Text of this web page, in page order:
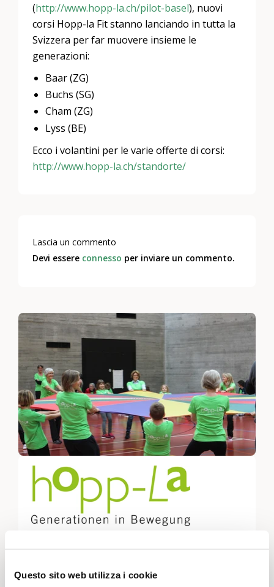
Questo sito web utilizza i cookie
(http://www.hopp-la.ch/pilot-basel), nuovi
corsi Hopp-la Fit stanno lanciando in tutta la
Svizzera per far muovere insieme le
generazioni:
Baar (ZG)
Buchs (SG)
Cham (ZG)
Lyss (BE)
Ecco i volantini per le varie offerte di corsi:
http://www.hopp-la.ch/standorte/
Lascia un commento
Devi essere connesso per inviare un commento.